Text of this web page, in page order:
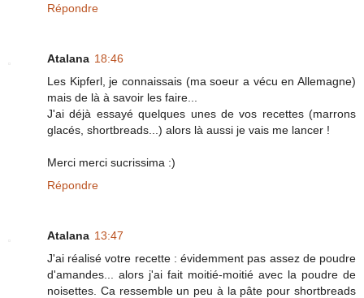
Répondre
Atalana 18:46
Les Kipferl, je connaissais (ma soeur a vécu en Allemagne)
mais de là à savoir les faire...
J'ai déjà essayé quelques unes de vos recettes (marrons
glacés, shortbreads...) alors là aussi je vais me lancer !
Merci merci sucrissima :)
Répondre
Atalana 13:47
J'ai réalisé votre recette : évidemment pas assez de poudre
d'amandes... alors j'ai fait moitié-moitié avec la poudre de
noisettes. Ca ressemble un peu à la pâte pour shortbreads